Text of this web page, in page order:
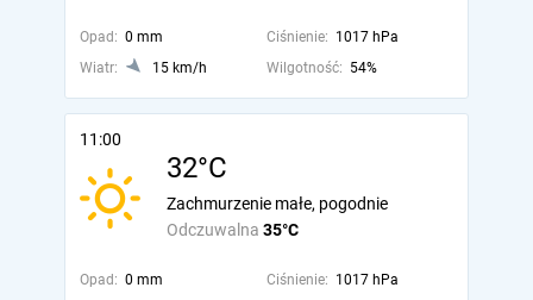
Opad: 0 mm Ciśnienie: 1017 hPa
Wiatr:
15 km/h Wilgotność: 54%
11:00
32°C
Odczuwalna 35°C
Zachmurzenie małe, pogodnie
Opad: 0 mm Ciśnienie: 1017 hPa